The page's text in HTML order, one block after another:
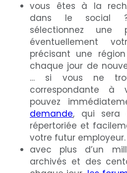
vous êtes à la
dans le social
sélectionnez une
éventuellement
précisant une
chaque jour de
… si vous ne
correspondante à
pouvez
demande, qui sera
répertoriée et
votre futur employeur.
avec plus d’un
archivés et des